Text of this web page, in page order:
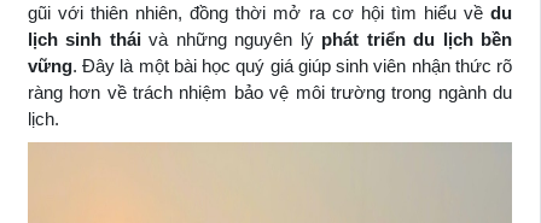
gũi với thiên nhiên, đồng thời mở ra cơ hội tìm hiểu về du
lịch sinh tháivà những nguyên lý phát triển du lịch bền
vững. Đây là một bài học quý giá giúp sinh viên nhận thức rõ
ràng hơn về trách nhiệm bảo vệ môi trường trong ngành du
lịch.